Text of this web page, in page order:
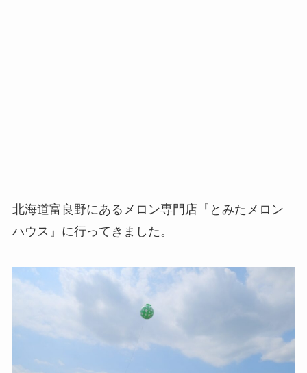
北海道富良野にあるメロン専門店『とみたメロン
ハウス』に行ってきました。